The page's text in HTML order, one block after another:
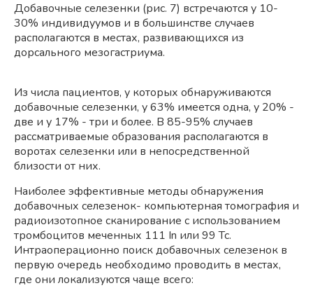
Добавочные селезенки (рис. 7) встречаются у 10-
30% индивидуумов и в большинстве случаев
располагаются в местах, развивающихся из
дорсального мезогастриума.
Из числа пациентов, у которых обнаруживаются
добавочные селезенки, у 63% имеется одна, у 20% -
две и у 17% - три и более. В 85-95% случаев
рассматриваемые образования располагаются в
воротах селезенки или в непосредственной
близости от них.
Наиболее эффективные методы обнаружения
добавочных селезенок- компьютерная томография и
радиоизотопное сканирование с использованием
тромбоцитов меченных 111 In или 99 Тс.
Интраоперационно поиск добавочных селезенок в
первую очередь необходимо проводить в местах,
где они локализуются чаще всего: